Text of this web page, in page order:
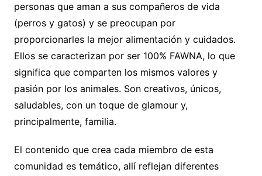
personas que aman a sus compañeros de vida
(perros y gatos) y se preocupan por
proporcionarles la mejor alimentación y cuidados.
Ellos se caracterizan por ser 100% FAWNA, lo que
significa que comparten los mismos valores y
pasión por los animales. Son creativos, únicos,
saludables, con un toque de glamour y,
principalmente, familia.
El contenido que crea cada miembro de esta
comunidad es temático, allí reflejan diferentes